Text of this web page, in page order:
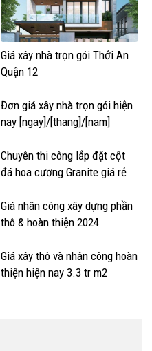
Giá xây nhà trọn gói Thới An
Quận 12
Đơn giá xây nhà trọn gói hiện
nay [ngay]/[thang]/[nam]
Chuyên thi công lắp đặt cột
đá hoa cương Granite giá rẻ
Giá nhân công xây dựng phần
thô & hoàn thiện 2024
Giá xây thô và nhân công hoàn
thiện hiện nay 3.3 tr m2